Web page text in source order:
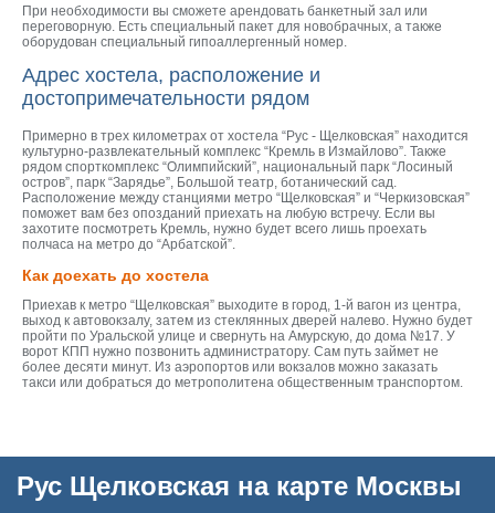
При необходимости вы сможете арендовать банкетный зал или
переговорную. Есть специальный пакет для новобрачных, а также
оборудован специальный гипоаллергенный номер.
Адрес хостела, расположение и
достопримечательности рядом
Примерно в трех километрах от хостела “Рус - Щелковская” находится
культурно-развлекательный комплекс “Кремль в Измайлово”. Также
рядом спорткомплекс “Олимпийский”, национальный парк “Лосиный
остров”, парк “Зарядье”, Большой театр, ботанический сад.
Расположение между станциями метро “Щелковская” и “Черкизовская”
поможет вам без опозданий приехать на любую встречу. Если вы
захотите посмотреть Кремль, нужно будет всего лишь проехать
полчаса на метро до “Арбатской”.
Как доехать до хостела
Приехав к метро “Щелковская” выходите в город, 1-й вагон из центра,
выход к автовокзалу, затем из стеклянных дверей налево. Нужно будет
пройти по Уральской улице и свернуть на Амурскую, до дома №17. У
ворот КПП нужно позвонить администратору. Сам путь займет не
более десяти минут. Из аэропортов или вокзалов можно заказать
такси или добраться до метрополитена общественным транспортом.
Рус Щелковская на карте Москвы